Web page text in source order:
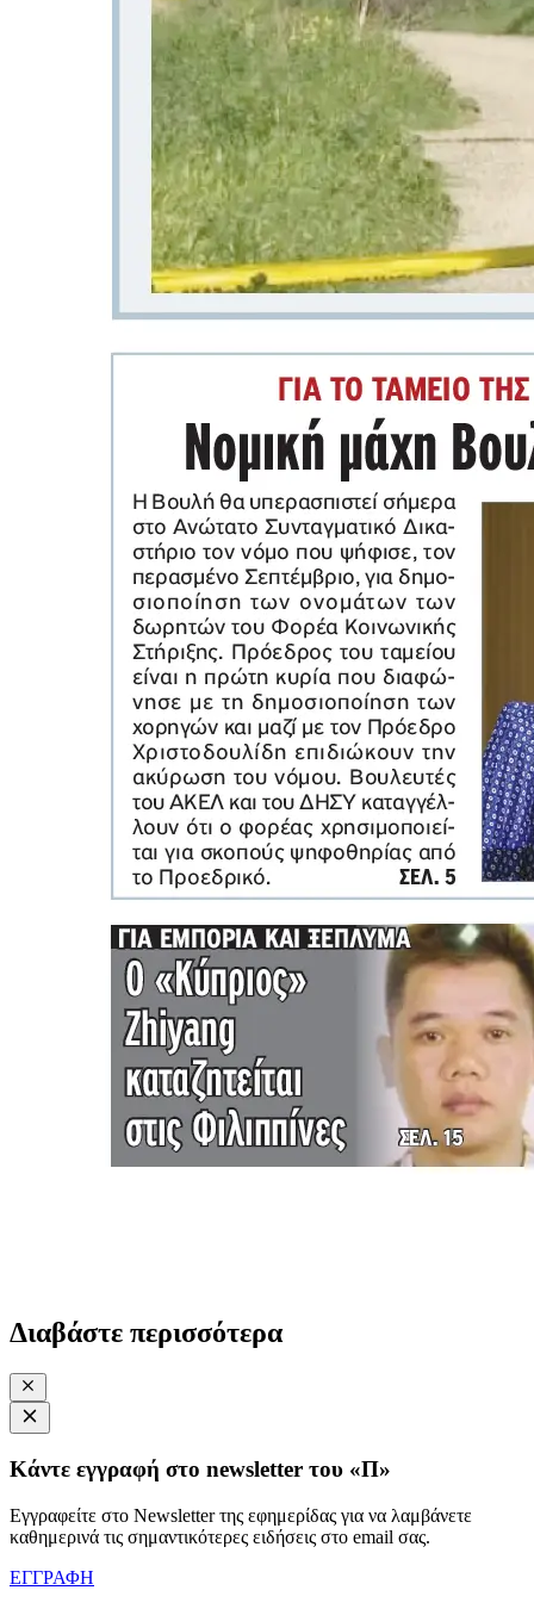
Διαβάστε περισσότερα
Κάντε εγγραφή στο newsletter του «Π»
Εγγραφείτε στο Newsletter της εφημερίδας για να λαμβάνετε
καθημερινά τις σημαντικότερες ειδήσεις στο email σας.
ΕΓΓΡΑΦΗ